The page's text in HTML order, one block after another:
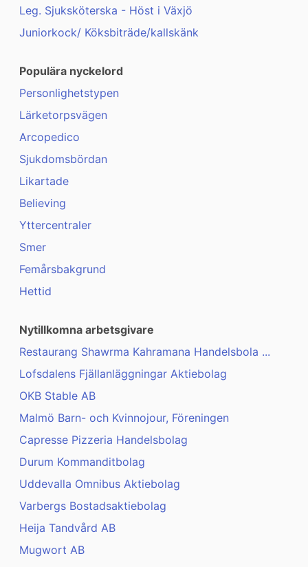
Leg. Sjuksköterska - Höst i Växjö
Juniorkock/ Köksbiträde/kallskänk
Populära nyckelord
Personlighetstypen
Lärketorpsvägen
Arcopedico
Sjukdomsbördan
Likartade
Believing
Yttercentraler
Smer
Femårsbakgrund
Hettid
Nytillkomna arbetsgivare
Restaurang Shawrma Kahramana Handelsbola ...
Lofsdalens Fjällanläggningar Aktiebolag
OKB Stable AB
Malmö Barn- och Kvinnojour, Föreningen
Capresse Pizzeria Handelsbolag
Durum Kommanditbolag
Uddevalla Omnibus Aktiebolag
Varbergs Bostadsaktiebolag
Heija Tandvård AB
Mugwort AB